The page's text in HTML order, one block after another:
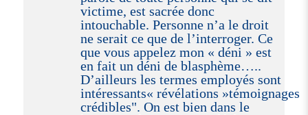
victime, est sacrée donc
intouchable. Personne n’a le droit
ne serait ce que de l’interroger. Ce
que vous appelez mon « déni » est
en fait un déni de blasphème…..
D’ailleurs les termes employés sont
intéressants« révélations »témoignages
crédibles". On est bien dans le